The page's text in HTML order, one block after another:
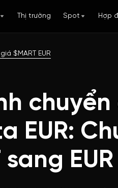
Thị trường Spot Hợp
giá $MART EUR
chuyển
EUR:
sang EUR